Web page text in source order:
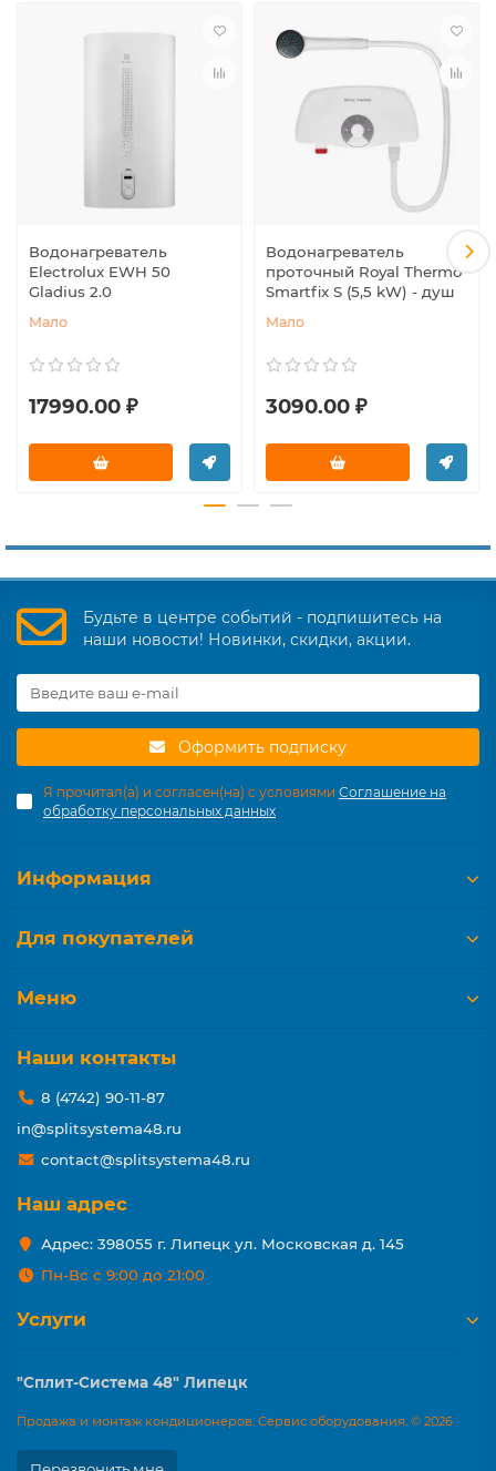
Водонагреватель
Electrolux EWH 50
Gladius 2.0
Мало
17990.00 ₽
Водонагреватель
проточный Royal Thermo
Smartfix S (5,5 kW) - душ
Мало
3090.00 ₽
Будьте в центре событий - подпишитесь на
наши новости! Новинки, скидки, акции.
Оформить подписку
Я прочитал(а) и согласен(на) с условиями Соглашение на
обработку персональных данных
Информация
Для покупателей
Меню
Наши контакты
8 (4742) 90-11-87
in@splitsystema48.ru
contact@splitsystema48.ru
Наш адрес
Адрес: 398055 г. Липецк ул. Московская д. 145
Пн-Вс с 9:00 до 21:00
Услуги
"Сплит-Система 48" Липецк
Продажа и монтаж кондиционеров. Сервис оборудования. © 2026